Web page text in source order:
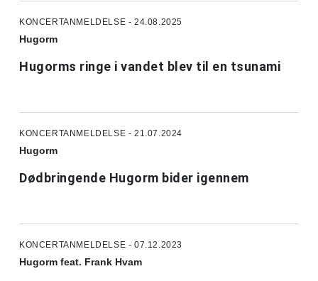
KONCERTANMELDELSE - 24.08.2025
Hugorm
Hugorms ringe i vandet blev til en tsunami
KONCERTANMELDELSE - 21.07.2024
Hugorm
Dødbringende Hugorm bider igennem
KONCERTANMELDELSE - 07.12.2023
Hugorm feat. Frank Hvam